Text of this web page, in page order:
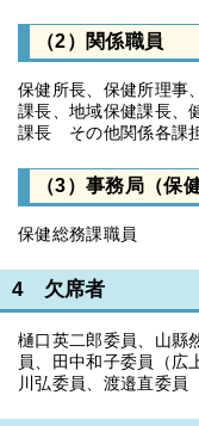
（2）関係職員
保健所長、保健所理事
課長、地域保健課長、
課長 その他関係各課
（3）事務局（保
保健総務課職員
4 欠席者
樋口英二郎委員、山縣
員、田中和子委員（広
川弘委員、渡邉直委員